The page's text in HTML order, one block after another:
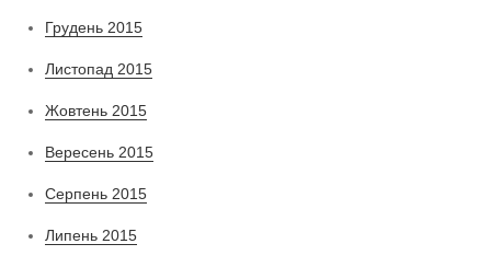
Грудень 2015
Листопад 2015
Жовтень 2015
Вересень 2015
Серпень 2015
Липень 2015